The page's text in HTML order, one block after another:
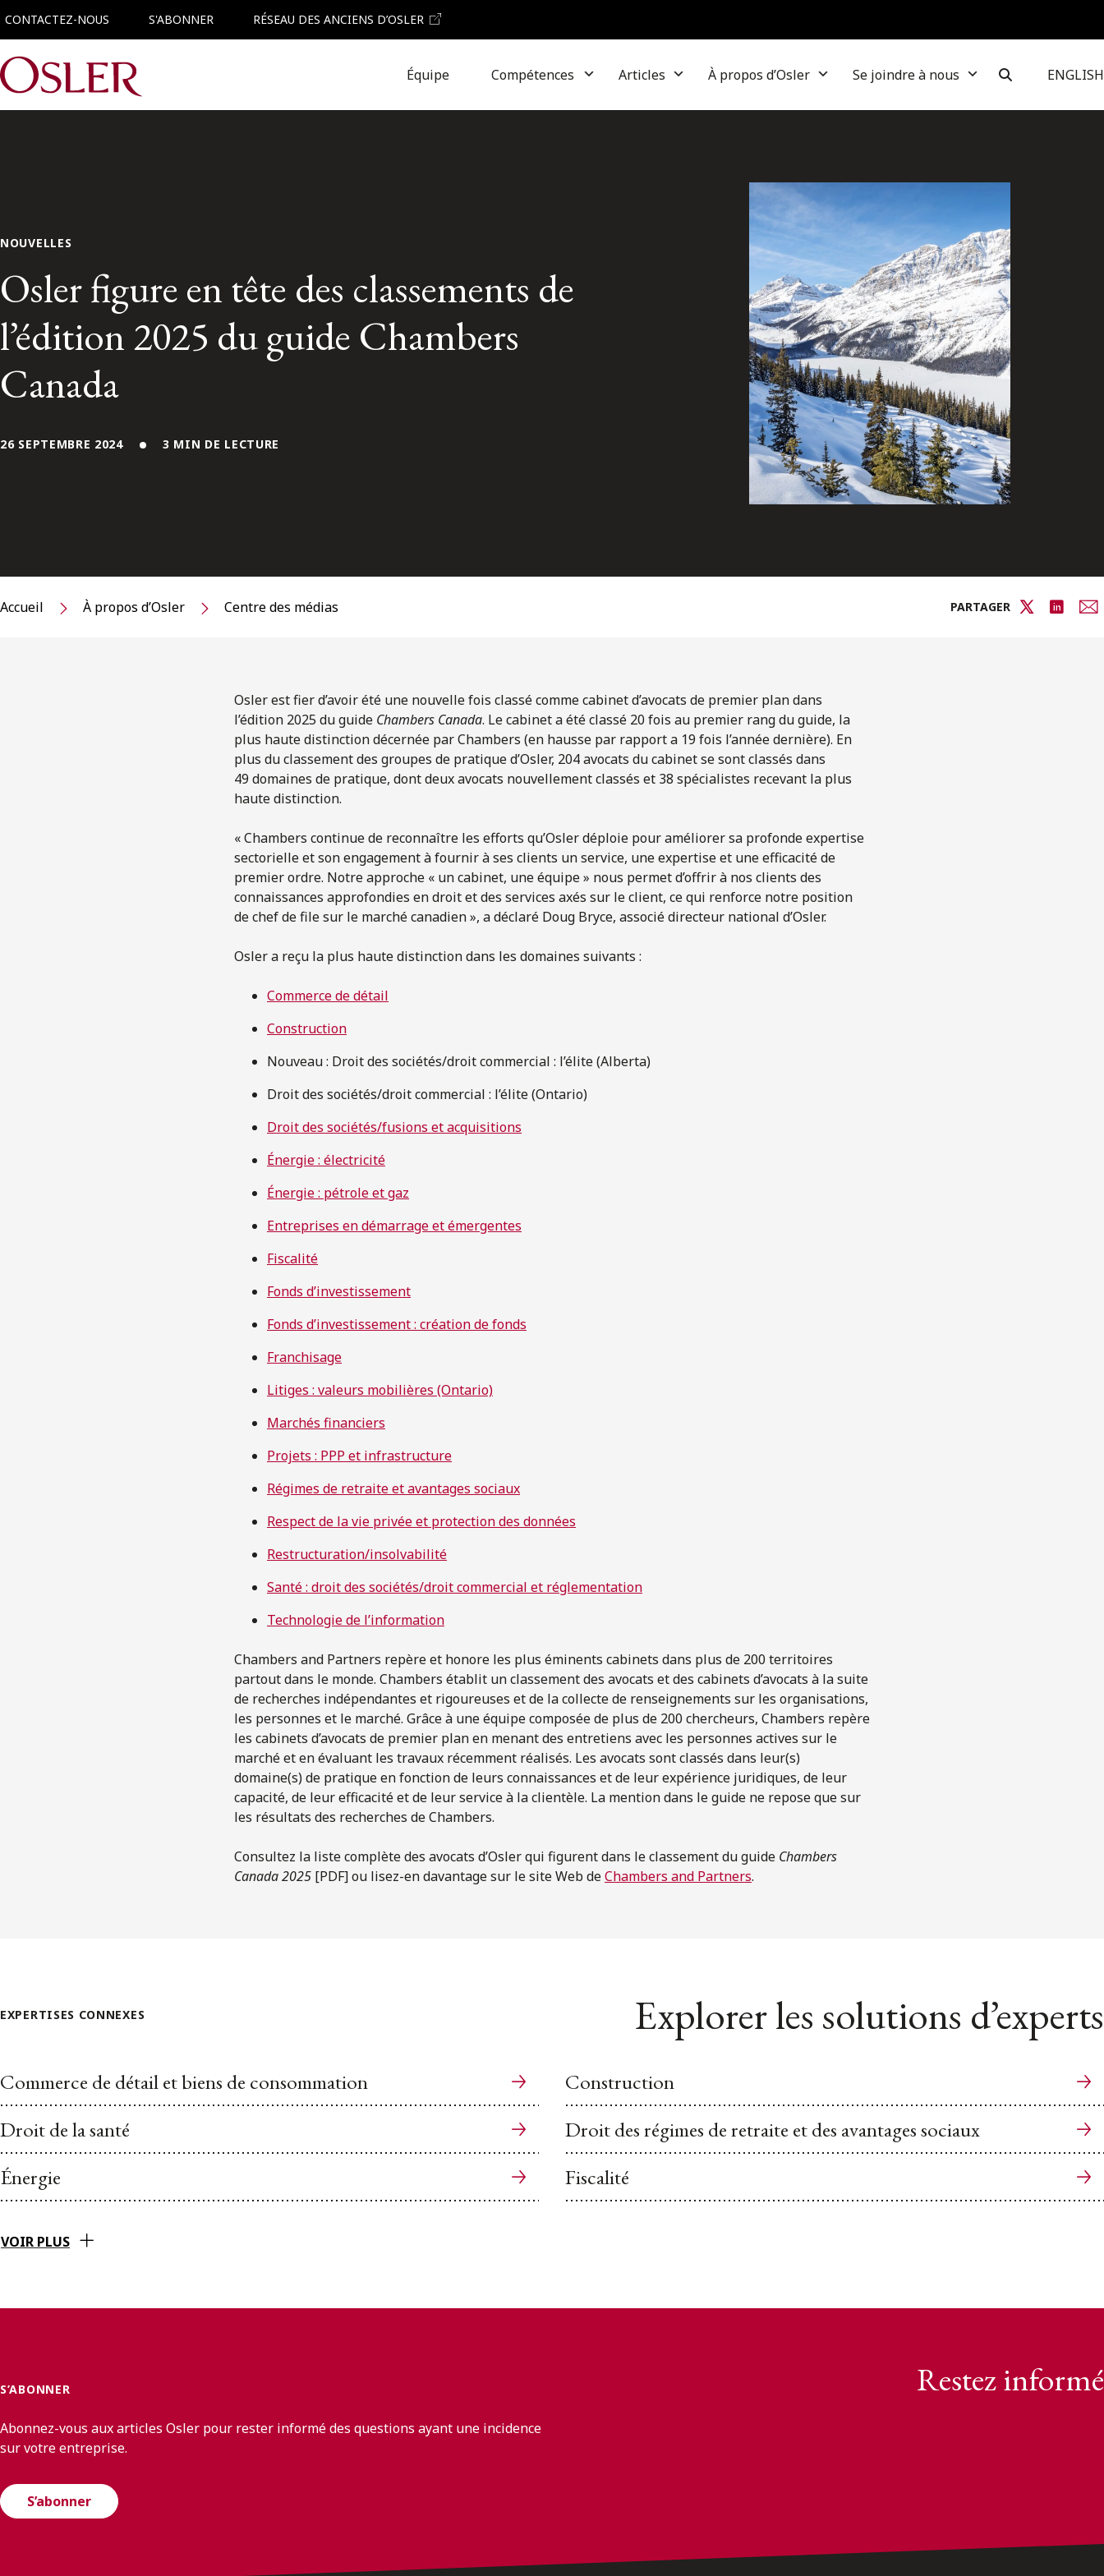
CONTACTEZ-NOUS S'ABONNER RÉSEAU DES ANCIENS D’OSLER
Main Navigation Équipe Compétences Articles À propos d’Osler Se joindre à nous ENGLISH
NOUVELLES
Osler figure en tête des classements de
l’édition 2025 du guide Chambers
Canada
26 SEPTEMBRE 2024 3 MIN DE LECTURE
Accueil À propos d’Osler Centre des médias PARTAGER
Osler est fier d’avoir été une nouvelle fois classé comme cabinet d’avocats de premier plan dans
l’édition 2025 du guide Chambers Canada. Le cabinet a été classé 20 fois au premier rang du guide, la
plus haute distinction décernée par Chambers (en hausse par rapport a 19 fois l’année dernière). En
plus du classement des groupes de pratique d’Osler, 204 avocats du cabinet se sont classés dans
49 domaines de pratique, dont deux avocats nouvellement classés et 38 spécialistes recevant la plus
haute distinction.
« Chambers continue de reconnaître les efforts qu’Osler déploie pour améliorer sa profonde expertise
sectorielle et son engagement à fournir à ses clients un service, une expertise et une efficacité de
premier ordre. Notre approche « un cabinet, une équipe » nous permet d’offrir à nos clients des
connaissances approfondies en droit et des services axés sur le client, ce qui renforce notre position
de chef de file sur le marché canadien », a déclaré Doug Bryce, associé directeur national d’Osler.
Osler a reçu la plus haute distinction dans les domaines suivants :
Commerce de détail
Construction
Nouveau : Droit des sociétés/droit commercial : l’élite (Alberta)
Droit des sociétés/droit commercial : l’élite (Ontario)
Droit des sociétés/fusions et acquisitions
Énergie : électricité
Énergie : pétrole et gaz
Entreprises en démarrage et émergentes
Fiscalité
Fonds d’investissement
Fonds d’investissement : création de fonds
Franchisage
Litiges : valeurs mobilières (Ontario)
Marchés financiers
Projets : PPP et infrastructure
Régimes de retraite et avantages sociaux
Respect de la vie privée et protection des données
Restructuration/insolvabilité
Santé : droit des sociétés/droit commercial et réglementation
Technologie de l’information
Chambers and Partners repère et honore les plus éminents cabinets dans plus de 200 territoires
partout dans le monde. Chambers établit un classement des avocats et des cabinets d’avocats à la suite
de recherches indépendantes et rigoureuses et de la collecte de renseignements sur les organisations,
les personnes et le marché. Grâce à une équipe composée de plus de 200 chercheurs, Chambers repère
les cabinets d’avocats de premier plan en menant des entretiens avec les personnes actives sur le
marché et en évaluant les travaux récemment réalisés. Les avocats sont classés dans leur(s)
domaine(s) de pratique en fonction de leurs connaissances et de leur expérience juridiques, de leur
capacité, de leur efficacité et de leur service à la clientèle. La mention dans le guide ne repose que sur
les résultats des recherches de Chambers.
Consultez la liste complète des avocats d’Osler qui figurent dans le classement du guide Chambers
Canada 2025 [PDF] ou lisez-en davantage sur le site Web deChambers and Partners.
EXPERTISES CONNEXES Explorer les solutions d’experts
Commerce de détail et biens de consommation
Construction
Droit de la santé
Droit des régimes de retraite et des avantages sociaux
Énergie
Fiscalité
VOIR PLUS
S’ABONNER Restez informé
Abonnez-vous aux articles Osler pour rester informé des questions ayant une incidence
sur votre entreprise.
S’abonner